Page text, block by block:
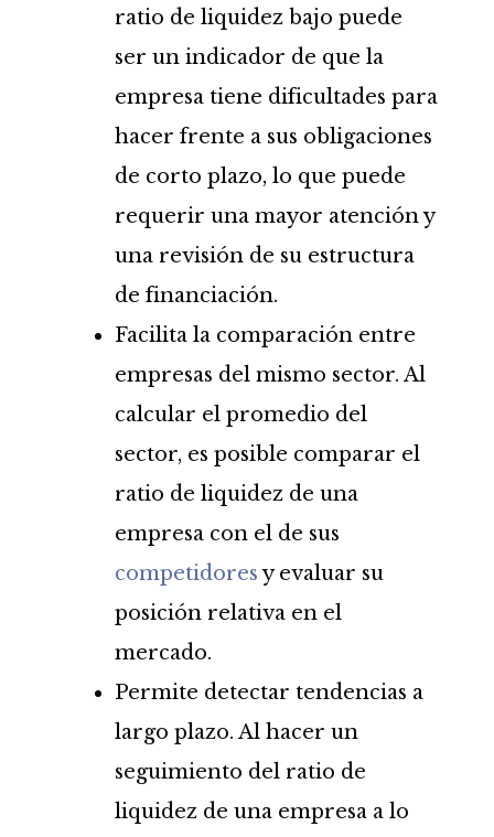
ratio de liquidez bajo puede
ser un indicador de que la
empresa tiene dificultades para
hacer frente a sus obligaciones
de corto plazo, lo que puede
requerir una mayor atención y
una revisión de su estructura
de financiación.
Facilita la comparación entre
empresas del mismo sector. Al
calcular el promedio del
sector, es posible comparar el
ratio de liquidez de una
empresa con el de sus
competidoresy evaluar su
posición relativa en el
mercado.
Permite detectar tendencias a
largo plazo. Al hacer un
seguimiento del ratio de
liquidez de una empresa a lo